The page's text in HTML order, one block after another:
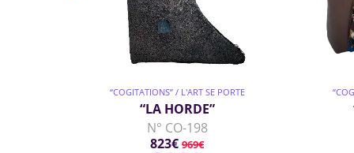
“COGITATIONS” / L'ART SE PORTE
“LA HORDE”
N° CO-198
823€ 969€